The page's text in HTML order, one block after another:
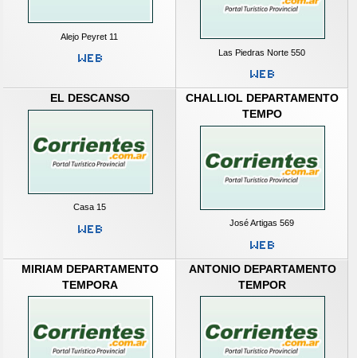
Alejo Peyret 11
Las Piedras Norte 550
EL DESCANSO
Casa 15
CHALLIOL DEPARTAMENTO
TEMPO
José Artigas 569
MIRIAM DEPARTAMENTO
TEMPORA
ANTONIO DEPARTAMENTO
TEMPOR